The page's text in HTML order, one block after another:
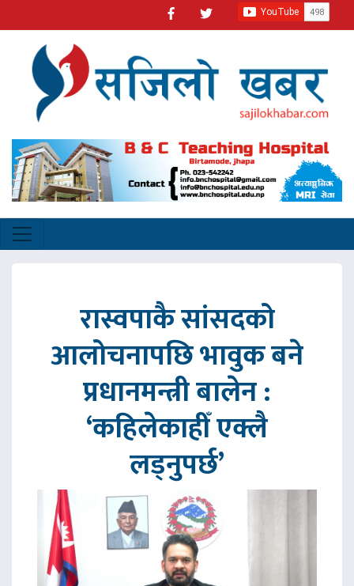
रास्वपाकै सांसदको
आलोचनापछि भावुक बने
प्रधानमन्त्री बालेन :
‘कहिलेकाहीँ एक्लै
लड्नुपर्छ’